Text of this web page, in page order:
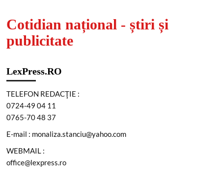
Cotidian național - știri și
publicitate
LexPress.RO
TELEFON REDACŢIE :
0724-49 04 11
0765-70 48 37
E-mail : monaliza.stanciu@yahoo.com
WEBMAIL :
office@lexpress.ro